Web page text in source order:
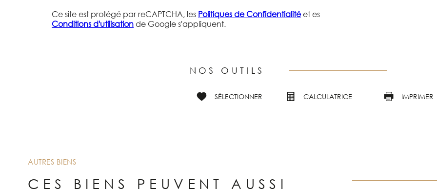
Ce site est protégé par reCAPTCHA, les Politiques de Confidentialitéet es
Conditions d'utilisation de Google s'appliquent.
NOS OUTILS
SÉLECTIONNER CALCULATRICE IMPRIMER
AUTRES BIENS
CES BIENS PEUVENT AUSSI